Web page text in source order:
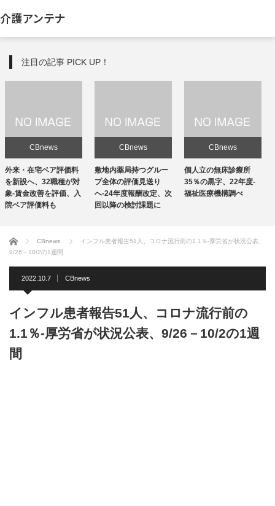
介護アンテナ
注目の記事 PICK UP！
CBnews
敷地内薬局持つグルー
プ全体の評価見送り
へ-24年度報酬改定、次
回以降の検討課題に
CBnews
個人立の無床診療所
35％の黒字、22年度-
福祉医療機構調べ
CBnews
個人立の無床診療所
35％の黒字、22年度-
福祉医療機構調べ
ホーム CBnews
インフル患者報告51人、コロナ流行前の1.1％-厚労省が状況公表、
9/26－10/2の1週間
2022.10.7 CBnews
インフル患者報告51人、コロナ流行前の
1.1％-厚労省が状況公表、9/26－10/2の1週
間